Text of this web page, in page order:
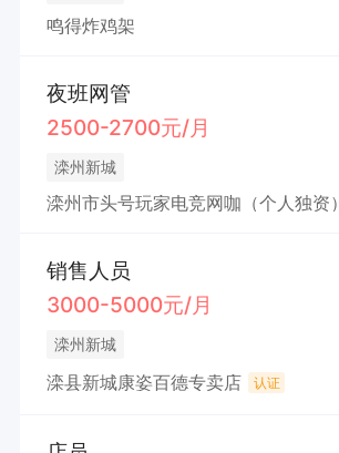
鸣得炸鸡架
夜班网管
2500-2700元/月
滦州新城
滦州市头号玩家电竞网咖（个人独资）
销售人员
3000-5000元/月
滦州新城
滦县新城康姿百德专卖店 认证